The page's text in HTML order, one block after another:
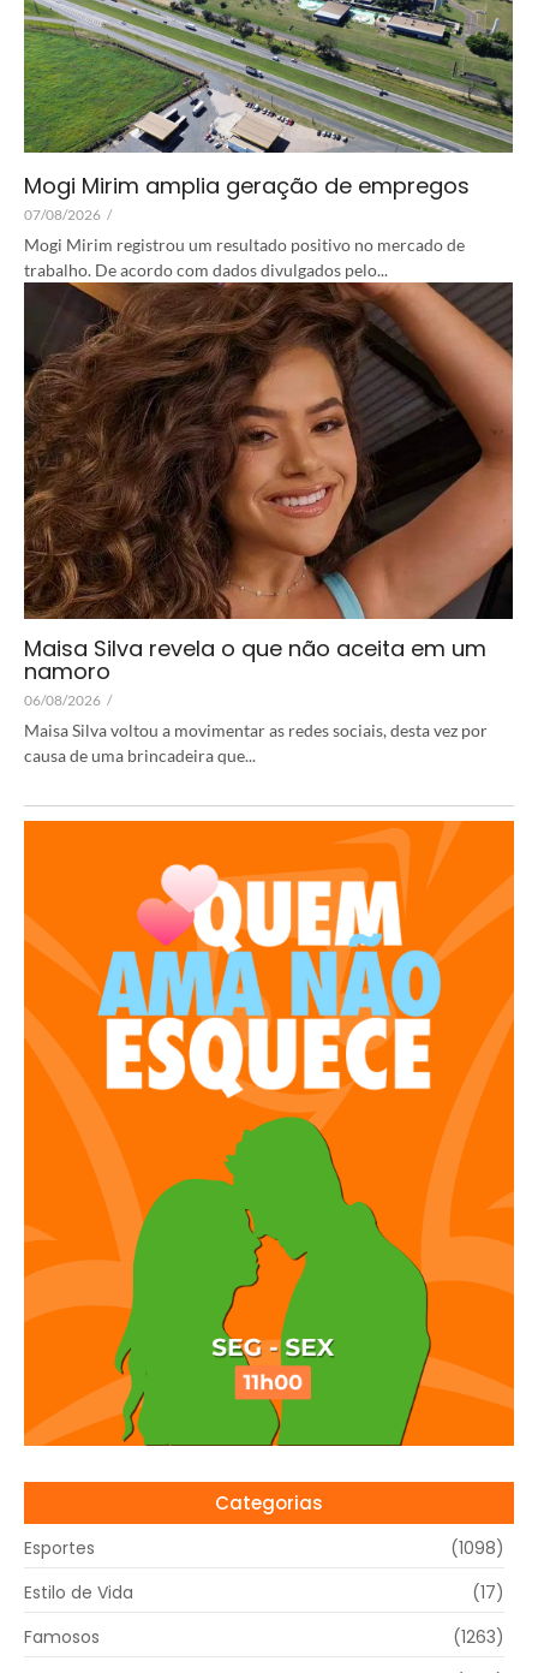
Mogi Mirim amplia geração de empregos
07/08/2026 /
Mogi Mirim registrou um resultado positivo no mercado de
trabalho. De acordo com dados divulgados pelo...
Maisa Silva revela o que não aceita em um
namoro
06/08/2026 /
Maisa Silva voltou a movimentar as redes sociais, desta vez por
causa de uma brincadeira que...
Categorias
Esportes
(1098)
Estilo de Vida
(17)
Famosos
(1263)